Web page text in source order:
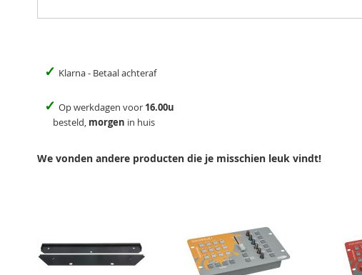
✓ Klarna - Betaal achteraf
✓ Op werkdagen voor 16.00u
besteld, morgen in huis
We vonden andere producten die je misschien leuk vindt!